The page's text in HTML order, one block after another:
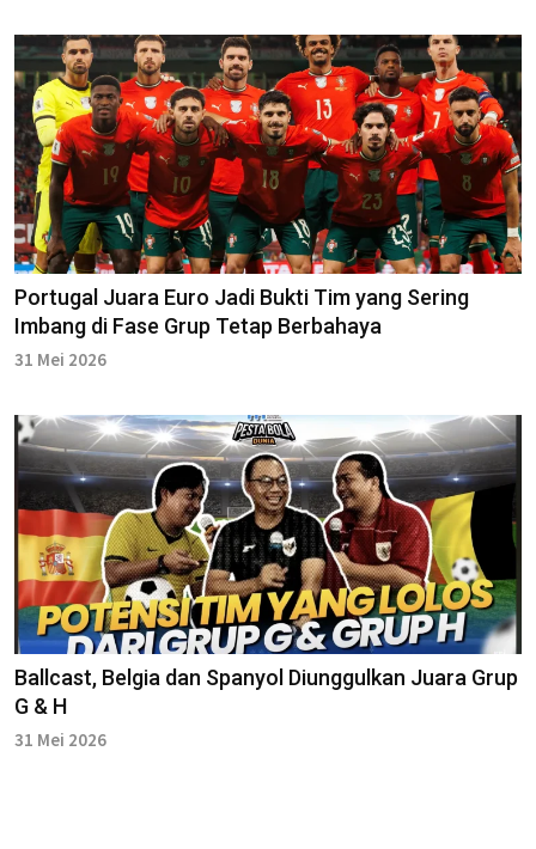
Portugal Juara Euro Jadi Bukti Tim yang Sering
Imbang di Fase Grup Tetap Berbahaya
31 Mei 2026
Ballcast, Belgia dan Spanyol Diunggulkan Juara Grup
G & H
31 Mei 2026